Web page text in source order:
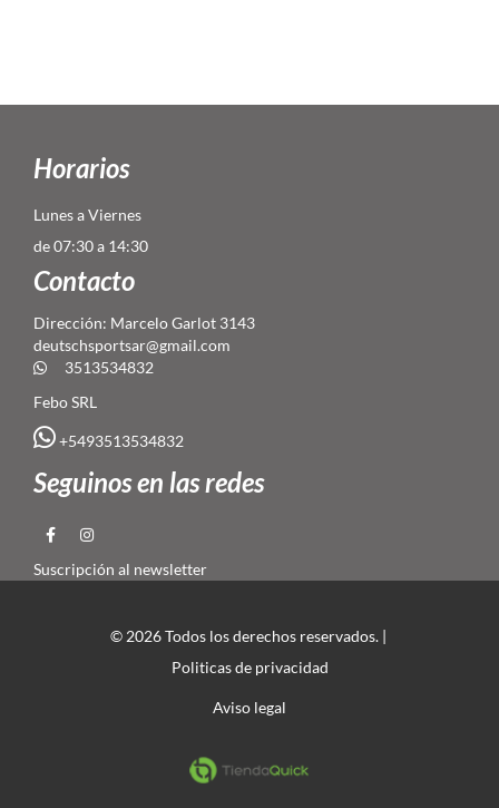
Horarios
Lunes a Viernes
de 07:30 a 14:30
Contacto
Dirección: Marcelo Garlot 3143
deutschsportsar@gmail.com
3513534832
Febo SRL
+5493513534832
Seguinos en las redes
Suscripción al newsletter
© 2026 Todos los derechos reservados. |
Politicas de privacidad
Aviso legal